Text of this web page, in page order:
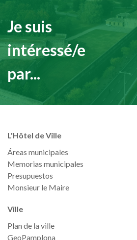
Je suis
intéressé/e
par...
L'Hôtel de Ville
Áreas municipales
Memorias municipales
Presupuestos
Monsieur le Maire
Ville
Plan de la ville
GeoPamplona